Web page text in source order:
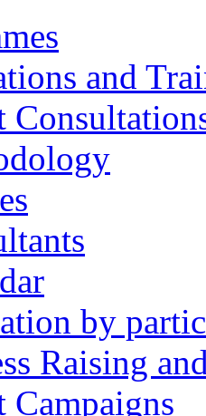
and
by
Raising
Campaigns